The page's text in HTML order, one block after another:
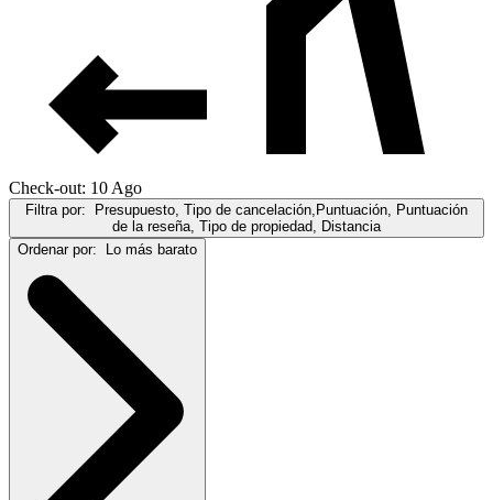
Check-out: 10 Ago
Filtra por:
Presupuesto, Tipo de cancelación,Puntuación, Puntuación
de la reseña, Tipo de propiedad, Distancia
Ordenar por:
Lo más barato